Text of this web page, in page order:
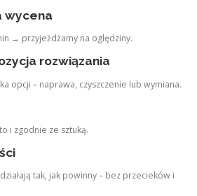
wycena
→ przyjeżdżamy na oględziny.
rozwiązania
opcji – naprawa, czyszczenie lub wymiana.
i zgodnie ze sztuką.
tak, jak powinny – bez przecieków i